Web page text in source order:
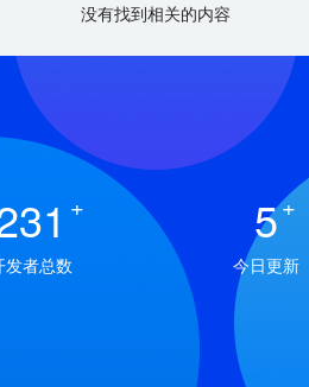
没有找到相关的内容
+
发者总数
5+
今日更新